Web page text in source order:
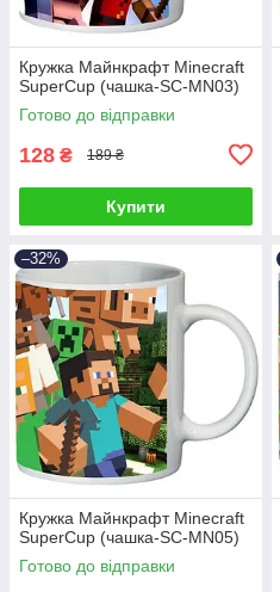
Кружка Майнкрафт Minecraft
SuperCup (чашка-SC-MN03)
Готово до відправки
128 ₴ 189 ₴
Купити
–32%
Кружка Майнкрафт Minecraft
SuperCup (чашка-SC-MN05)
Готово до відправки